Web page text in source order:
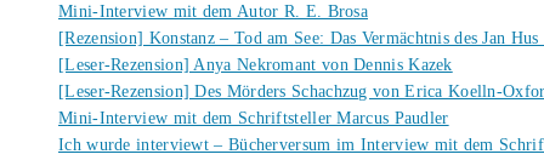
Mini-Interview mit dem Autor R. E. Brosa
[Rezension] Konstanz – Tod am See: Das Vermächtnis des Jan
[Leser-Rezension] Anya Nekromant von Dennis Kazek
[Leser-Rezension] Des Mörders Schachzug von Erica Koelln-
Mini-Interview mit dem Schriftsteller Marcus Paudler
Ich wurde interviewt – Bücherversum im Interview mit dem